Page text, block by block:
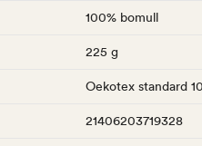
100% bomull
225 g
Oekotex standard
21406203719328